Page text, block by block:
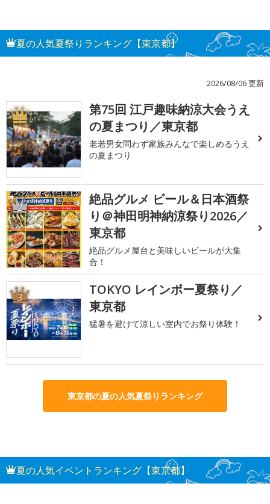
夏の人気夏祭りランキング【東京都】
2026/08/06 更新
1
第75回 江戸趣味納涼大会うえ
の夏まつり／東京都
老若男女問わず家族みんなで楽しめるうえ
の夏まつり
2
絶品グルメ ビール＆日本酒祭
り＠神田明神納涼祭り2026／
東京都
絶品グルメ屋台と美味しいビールが大集
合！
3
TOKYO レインボー夏祭り／
東京都
猛暑を避けて涼しい室内でお祭り体験！
東京都の夏の人気夏祭りランキング
夏の人気イベントランキング【東京都】